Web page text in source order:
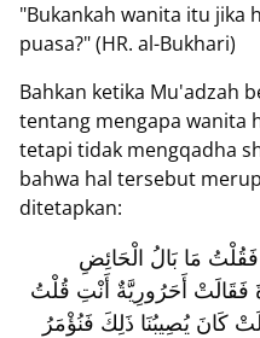
"Bukankah wanita itu jika
puasa?" (HR. al-Bukhari)
Bahkan ketika Mu'adzah
tentang mengapa wanita
tetapi tidak mengqadha
bahwa hal tersebut
ditetapkan:
مَا بَالُ الْحَائِضِ
فَقَالَتْ أَحَرُورِيَّةٌ أَنْتِ قُلْتُ
كَانَ يُصِيبُنَا ذَلِكَ فَنُؤْمَرُ